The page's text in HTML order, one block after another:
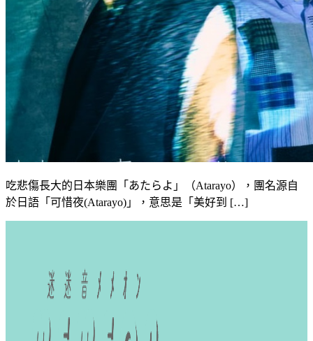
吃悲傷長大的日本樂團「あたらよ」（Atarayo），團名源自
於日語「可惜夜(Atarayo)」，意思是「美好到 […]